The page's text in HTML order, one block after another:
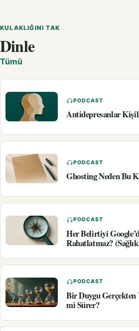
KULAKLIĞINI TAK
Dinle
Tümü
PODCAST
Antidepresanlar
PODCAST
Ghosting Neden Bu
PODCAST
Her Belirtiyi
Rahatlatmaz? (Sağlık
PODCAST
Bir Duygu Gerçekten
mi Sürer?